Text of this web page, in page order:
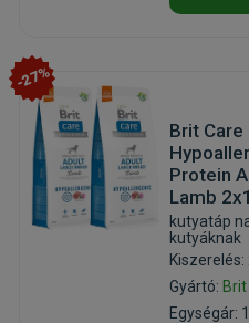
-27%
Brit Care
Protein
Lamb
kutyatáp
kutyáknak
Gyártó: Brit
Egységár: